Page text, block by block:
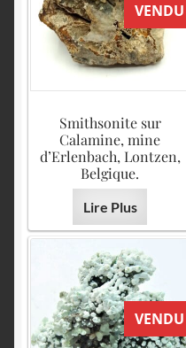
VENDU
Smithsonite sur
Calamine, mine
d’Erlenbach, Lontzen,
Belgique.
Lire Plus
VENDU